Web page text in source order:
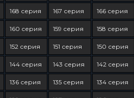
168 серия 167 серия 166 серия
160 серия 159 серия 158 серия
152 серия 151 серия 150 серия
144 серия 143 серия 142 серия
136 серия 135 серия 134 серия